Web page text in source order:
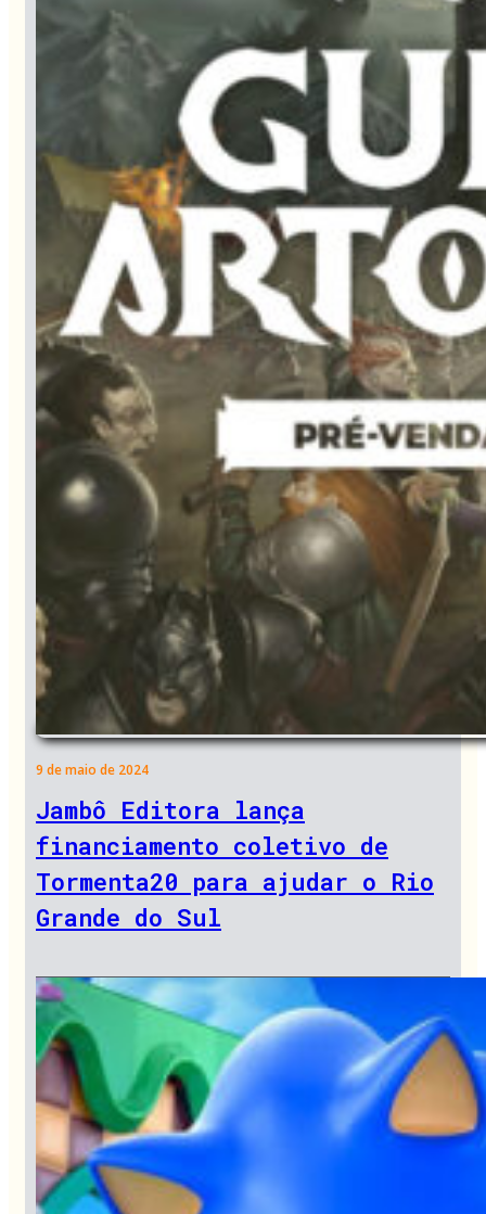
9 de maio de 2024
Jambô Editora lança
financiamento coletivo de
Tormenta20 para ajudar o Rio
Grande do Sul